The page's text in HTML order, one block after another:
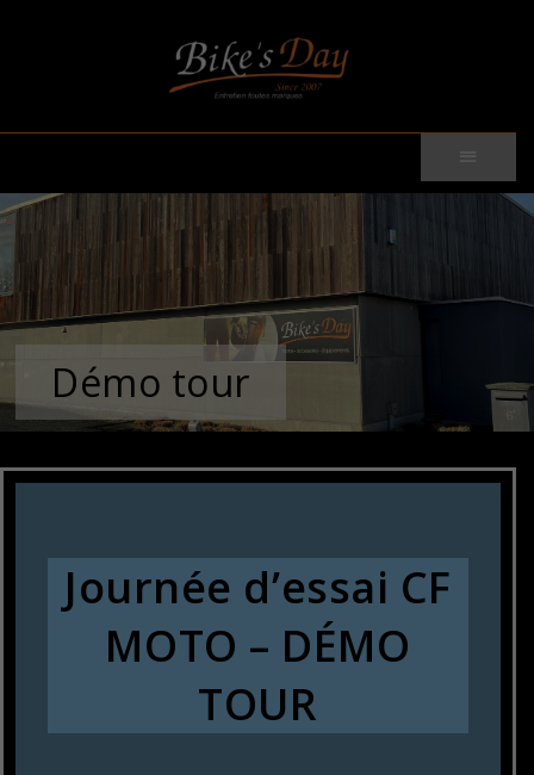
Démo tour
Journée d’essai CF
MOTO – DÉMO
TOUR